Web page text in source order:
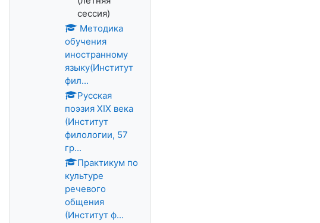
сессия)
Методика
обучения
иностранному
языку(Институт
фил...
Русская
поэзия XIX века
(Институт
филологии, 57
гр...
Практикум по
культуре
речевого
общения
(Институт ф...